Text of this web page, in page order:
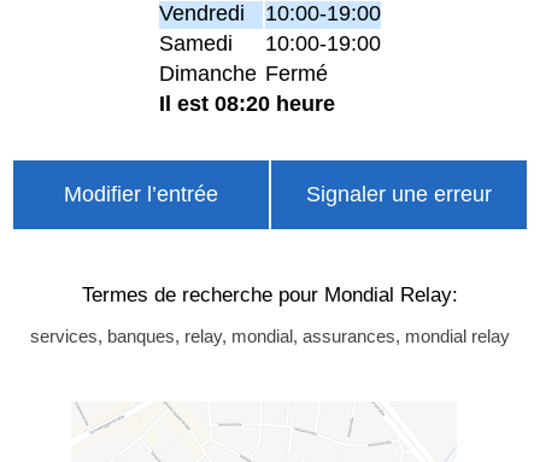
Vendredi
10:00-19:00
Samedi
10:00-19:00
Dimanche Fermé
Il est 08:20 heure
Modifier l’entrée Signaler une erreur
Termes de recherche pour Mondial Relay:
services, banques, relay, mondial, assurances, mondial relay